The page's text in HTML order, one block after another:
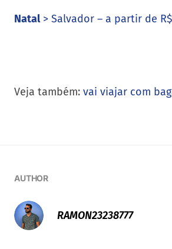
Natal> Salvador – a partir de
Veja também: vai viajar com
AUTHOR
RAMON23238777